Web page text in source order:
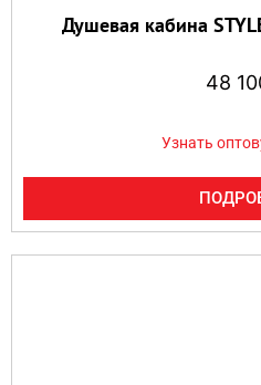
Душевая кабина
48
Узнать